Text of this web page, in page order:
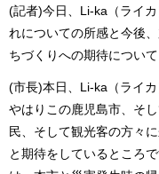
(記者)今日、Li-ka（ライ
れについての所感と今後
ちづくりへの期待につい
(市長)本日、Li-ka（ライ
やはりこの鹿児島市、そ
民、そして観光客の方々
と期待をしているところ